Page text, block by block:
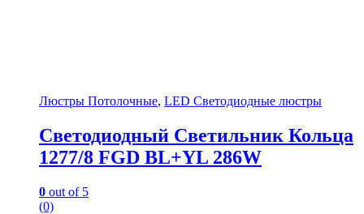
Люстры Потолочные, LED Светодиодные люстры
Светодиодный Светильник Кольца
1277/8 FGD BL+YL 286W
0 out of 5
(0)